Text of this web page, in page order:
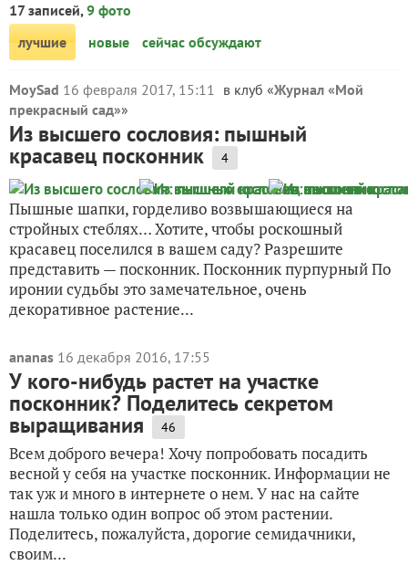
17 записей,9 фото
лучшие
новые сейчас обсуждают
MoySad 16 февраля 2017, 15:11 в клуб «Журнал «Мой
прекрасный сад»»
Из высшего сословия: пышный
красавец посконник 4
Пышные шапки, горделиво возвышающиеся на
стройных стеблях… Хотите, чтобы роскошный
красавец поселился в вашем саду? Разрешите
представить — посконник. Посконник пурпурный По
иронии судьбы это замечательное, очень
декоративное растение...
ananas 16 декабря 2016, 17:55
У кого-нибудь растет на участке
посконник? Поделитесь секретом
выращивания 46
Всем доброго вечера! Хочу попробовать посадить
весной у себя на участке посконник. Информации не
так уж и много в интернете о нем. У нас на сайте
нашла только один вопрос об этом растении.
Поделитесь, пожалуйста, дорогие семидачники,
своим...